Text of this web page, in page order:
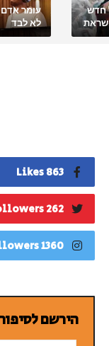
חדש
עומר אדם
לא לבד
863 Likes
262 Followers
1360 Followers